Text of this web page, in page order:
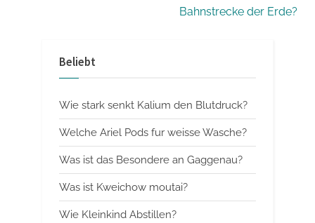
Bahnstrecke der Erde?
Beliebt
Wie stark senkt Kalium den Blutdruck?
Welche Ariel Pods fur weisse Wasche?
Was ist das Besondere an Gaggenau?
Was ist Kweichow moutai?
Wie Kleinkind Abstillen?